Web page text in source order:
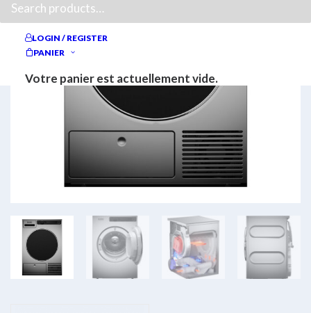
LOGIN / REGISTER
PANIER
Votre panier est actuellement vide.